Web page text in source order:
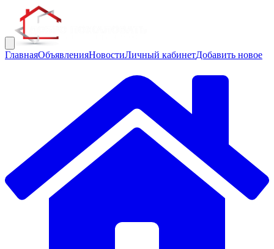
ГлавнаяОбъявленияНовостиЛичный кабинетДобавить новое